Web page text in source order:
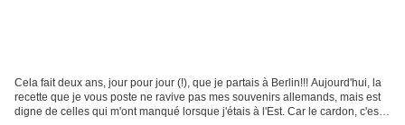
Cela fait deux ans, jour pour jour (!), que je partais à Berlin!!! Aujourd'hui, la
recette que je vous poste ne ravive pas mes souvenirs allemands, mais est
digne de celles qui m'ont manqué lorsque j'étais à l'Est. Car le cardon, c'est